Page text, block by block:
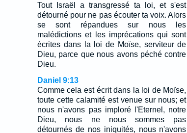
Tout Israël a transgressé ta loi, et s'est
détourné pour ne pas écouter ta voix. Alors
se sont répandues sur nous les
malédictions et les imprécations qui sont
écrites dans la loi de Moïse, serviteur de
Dieu, parce que nous avons péché contre
Dieu.
Daniel 9:13
Comme cela est écrit dans la loi de Moïse,
toute cette calamité est venue sur nous; et
nous n'avons pas imploré l'Eternel, notre
Dieu, nous ne nous sommes pas
détournés de nos iniquités, nous n'avons